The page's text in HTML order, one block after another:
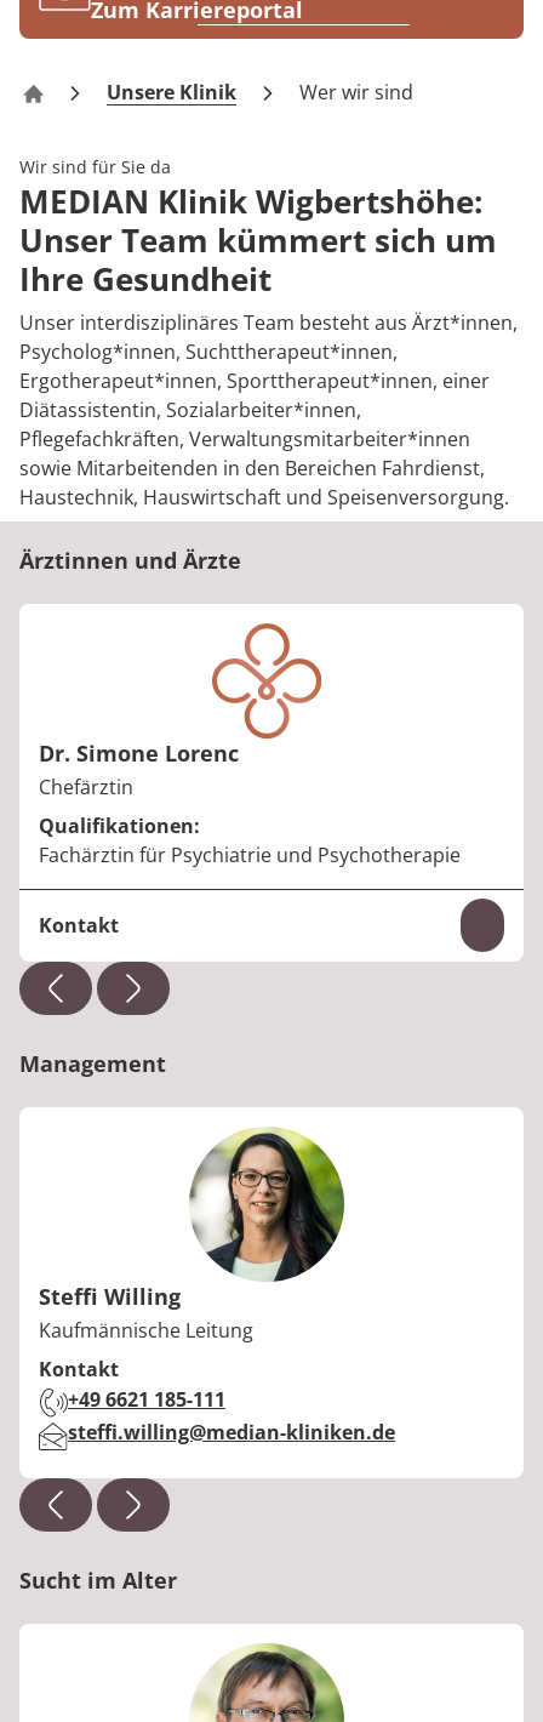
Karriere
Zum Karriereportal
Klinik Wigbertshöhe
Unsere Klinik Wer wir sind
Wir sind für Sie da
MEDIAN Klinik Wigbertshöhe:
Unser Team kümmert sich um
Ihre Gesundheit
Unser interdisziplinäres Team besteht aus Ärzt*innen,
Psycholog*innen, Suchttherapeut*innen,
Ergotherapeut*innen, Sporttherapeut*innen, einer
Diätassistentin, Sozialarbeiter*innen,
Pflegefachkräften, Verwaltungsmitarbeiter*innen
sowie Mitarbeitenden in den Bereichen Fahrdienst,
Haustechnik, Hauswirtschaft und Speisenversorgung.
Ärztinnen und Ärzte
Dr. Simone Lorenc
Berufstitel:
Chefärztin
Qualifikationen:
Fachärztin für Psychiatrie und Psychotherapie
Kontakt
Telefon:+49 6621 185-0
E-Mail:simone.lorenc@median-kliniken.de
Management
Steffi Willing
Berufstitel:
Kaufmännische Leitung
Kontakt
Telefon:
+49 6621 185-111
E-Mail:steffi.willing@median-kliniken.de
Sucht im Alter